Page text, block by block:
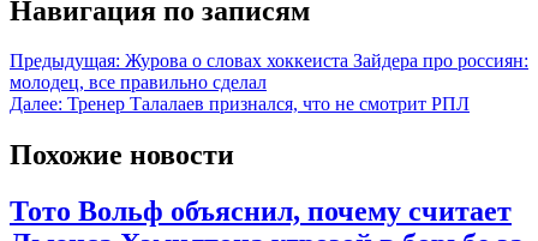
Навигация по записям
Предыдущая: Журова о словах хоккеиста Зайдера про россиян:
молодец, все правильно сделал
Далее: Тренер Талалаев признался, что не смотрит РПЛ
Похожие новости
Тото Вольф объяснил, почему считает